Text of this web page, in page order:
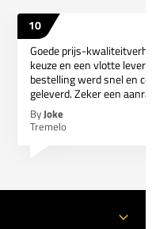
10
Goede prijs-
keuze en een vlotte
bestelling werd snel en
geleverd. Zeker een
ByJoke
Tremelo